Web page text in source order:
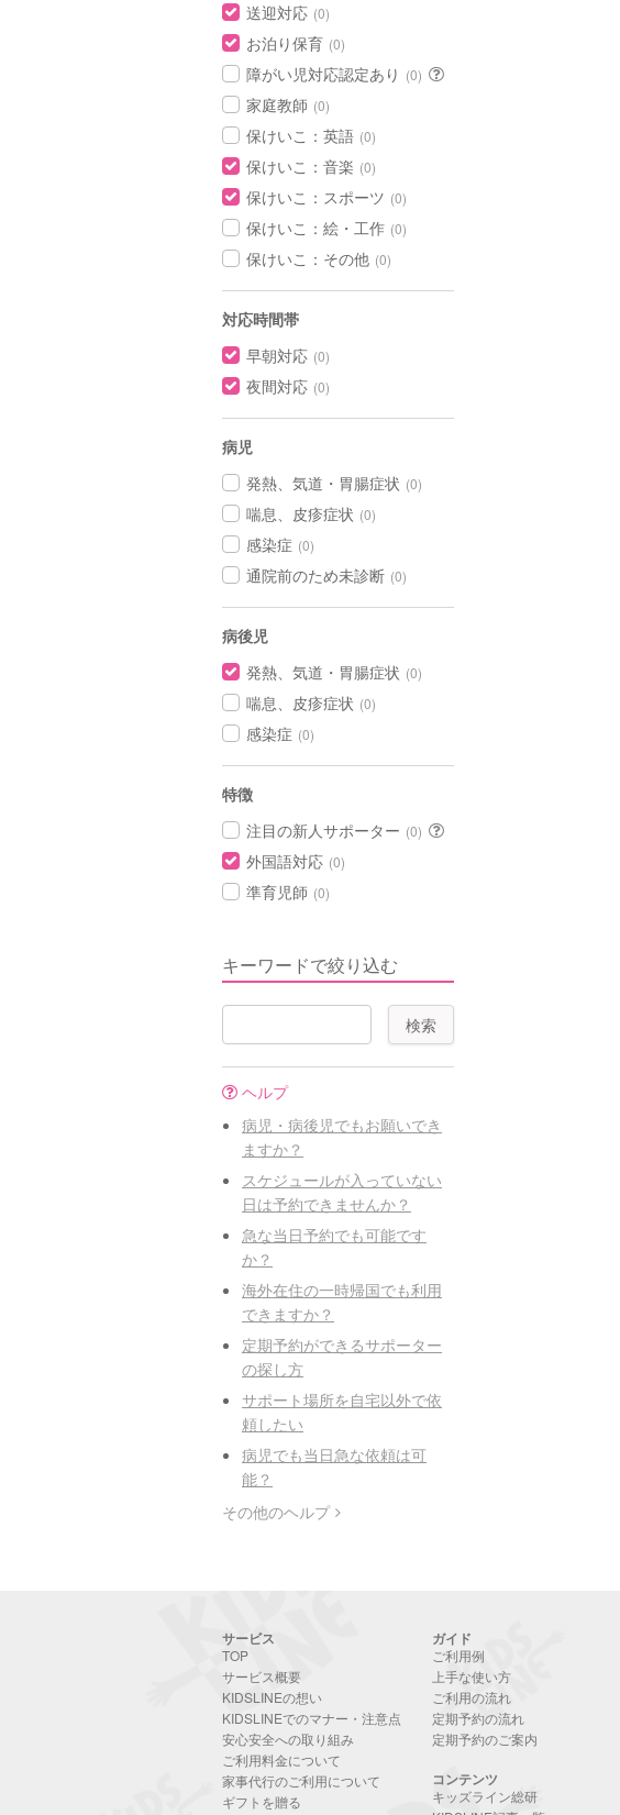
送迎対応 (0)
お泊り保育 (0)
障がい児対応認定あり (0)
家庭教師 (0)
保けいこ：英語 (0)
保けいこ：音楽 (0)
保けいこ：スポーツ (0)
保けいこ：絵・工作 (0)
保けいこ：その他 (0)
対応時間帯
早朝対応 (0)
夜間対応 (0)
病児
発熱、気道・胃腸症状 (0)
喘息、皮疹症状 (0)
感染症 (0)
通院前のため未診断 (0)
病後児
発熱、気道・胃腸症状 (0)
喘息、皮疹症状 (0)
感染症 (0)
特徴
注目の新人サポーター (0)
外国語対応 (0)
準育児師 (0)
キーワードで絞り込む
ヘルプ
病児・病後児でもお願いでき
ますか？
スケジュールが入っていない
日は予約できませんか？
急な当日予約でも可能です
か？
海外在住の一時帰国でも利用
できますか？
定期予約ができるサポーター
の探し方
サポート場所を自宅以外で依
頼したい
病児でも当日急な依頼は可
能？
その他のヘルプ
サービス
TOP
サービス概要
KIDSLINEの想い
KIDSLINEでのマナー・注意点
安心安全への取り組み
ご利用料金について
家事代行のご利用について
ギフトを贈る
ガイド
ご利用例
上手な使い方
ご利用の流れ
定期予約の流れ
定期予約のご案内
コンテンツ
キッズライン総研